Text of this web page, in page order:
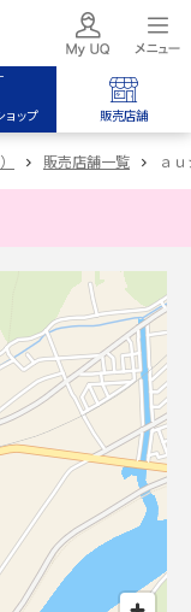
ョップ 販売店舗
販売店舗一覧 ａ